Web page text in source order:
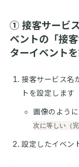
① 接客サービ
ベントの「接
ターイベント
接客サービス名
トを設定します
画像のように
次に等しい（完
設定したイベン